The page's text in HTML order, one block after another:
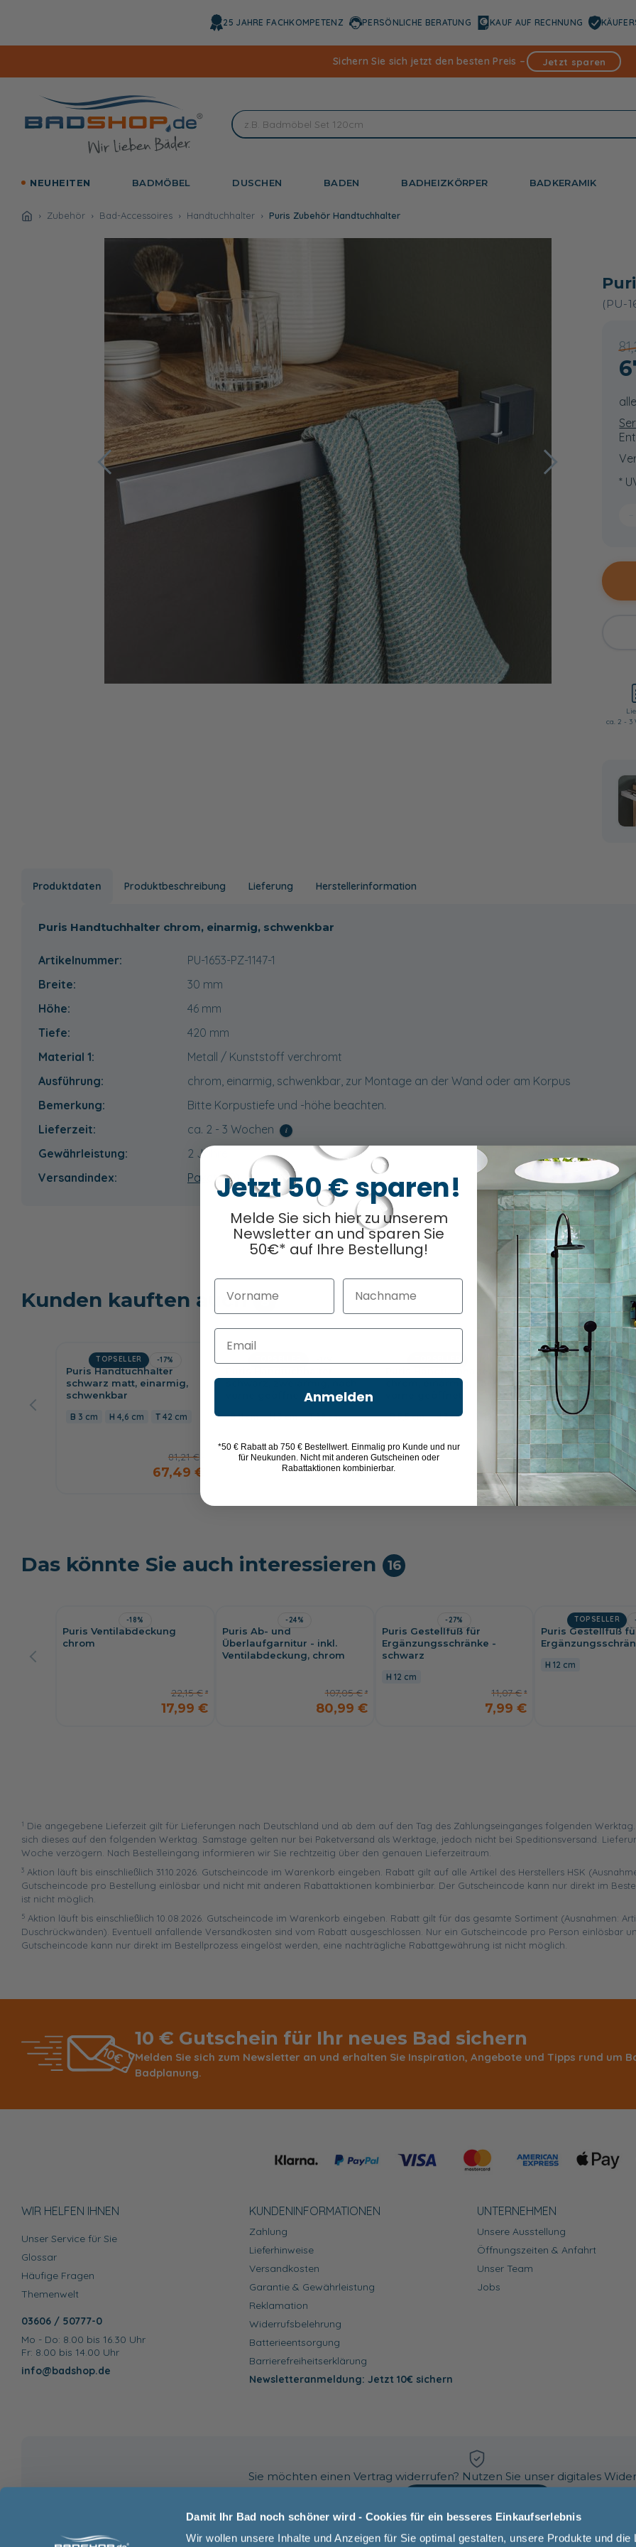
Damit Ihr Bad noch schöner wird - Cookies für ein besseres Einkaufserlebnis
Wir wollen unsere Inhalte und Anzeigen für Sie optimal gestalten, unsere Produkte und die
25 JAHRE FACHKOMPETENZ PERSÖNLICHE BERATUNG KAUF AUF RECHNUNG
Sichern Sie sich jetzt den besten Preis – Jetzt sparen
NEUHEITEN BADMÖBEL DUSCHEN BADEN BADHEIZKÖRPER BADKERAMIK
Zubehör Bad-Accessoires Handtuchhalter Puris Zubehör Handtuchhalter
(PU-
*
ca. 2 - 3
Produktdaten Produktbeschreibung Lieferung Herstellerinformation
Puris Handtuchhalter chrom, einarmig, schwenkbar
Artikelnummer:
PU-1653-PZ-1147-1
Breite:
30 mm
Höhe:
46 mm
Tiefe:
420 mm
Material 1:
Metall / Kunststoff verchromt
Ausführung:
chrom, einarmig, schwenkbar, zur Montage an der Wand oder am Korpus
Bemerkung:
Bitte Korpustiefe und -höhe beachten.
Lieferzeit:
ca. 2 - 3 Wochen i
Gewährleistung:
2 Jahre
Versandindex:
Paket (10)
Kunden kauften auch 8
TOPSELLER -17%
Puris Handtuchhalter
schwarz matt, einarmig,
schwenkbar
3 cm 4,6 cm 42 cm
81,21 €
67,49 €
11 cm 3 cm 39 cm
66,44 €
54,99 €
chrom, einarmig, nach
5,5 cm 3 cm
51,68 €
42,99 €
TOPSELLER
Puris
chrom,
vorne geöffnet
11 cm 3 cm
Das könnte Sie auch interessieren 16
-18%
Puris Ventilabdeckung
chrom
22,15 €
17,99 €
-24%
Puris Ab- und
Überlaufgarnitur - inkl.
Ventilabdeckung, chrom
107,05 €
80,99 €
-27%
Puris Gestellfuß für
Ergänzungsschränke -
schwarz
12 cm
11,07 €
7,99 €
TOPSELLER
Puris Gestellfuß
12 cm
1 Die angegebene Lieferzeit gilt für Lieferungen nach Deutschland und ab dem auf den Tag des Zahlungseinganges folgenden
sich dieses auf den folgenden Werktag. Samstage gelten nur bei Paketversand als Werktage, jedoch nicht bei Speditionsversand.
Woche verzögern. Nach Bestelleingang informieren wir Sie rechtzeitig über den genauen Lieferzeitraum.
3 Aktion läuft bis einschließlich 31.10.2026. Gutscheincode im Warenkorb eingeben. Rabatt gilt auf alle Artikel des Herstellers HSK
Gutscheincode pro Bestellung einlösbar und nicht mit anderen Rabattaktionen kombinierbar. Der Gutscheincode kann nur direkt im
ist nicht möglich.
5 Aktion läuft bis einschließlich 10.08.2026. Gutscheincode im Warenkorb eingeben. Rabatt gilt für das gesamte Sortiment (Ausnahmen:
Duschrückwänden). Eventuell anfallende Versandkosten sind vom Rabatt ausgeschlossen. Nur ein Gutscheincode pro Person einlösbar
Gutscheincode kann nur direkt im Bestellprozess eingelöst werden, eine nachträgliche Rabattgewährung ist nicht möglich.
10 € Gutschein für Ihr neues Bad sichern
Melden Sie sich zum Newsletter an und erhalten Sie Inspiration, Angebote und Tipps rund um
Badplanung.
WIR HELFEN IHNEN
Unser Service für Sie
Glossar
Häufige Fragen
Themenwelt
03606 / 50777-0
Mo - Do: 8.00 bis 16.30 Uhr
Fr: 8.00 bis 14.00 Uhr
info@badshop.de
KUNDEN­INFORMATIONEN
Zahlung
Lieferhinweise
Versandkosten
Garantie & Gewährleistung
Reklamation
Widerrufsbelehrung
Batterieentsorgung
Barrierefreiheitserklärung
Newsletteranmeldung: Jetzt 10€ sichern
UNTERNEHMEN
Unsere Ausstellung
Öffnungszeiten & Anfahrt
Unser Team
Jobs
Sie möchten einen Vertrag widerrufen? Nutzen Sie unser digitales
Jetzt 50 € sparen!
Melde Sie sich hier zu unserem
Newsletter an und sparen Sie
50€* auf Ihre Bestellung!
Vorname Nachname
Email
Anmelden
*50 € Rabatt ab 750 € Bestellwert. Einmalig pro Kunde und nur
für Neukunden. Nicht mit anderen Gutscheinen oder
Rabattaktionen kombinierbar.